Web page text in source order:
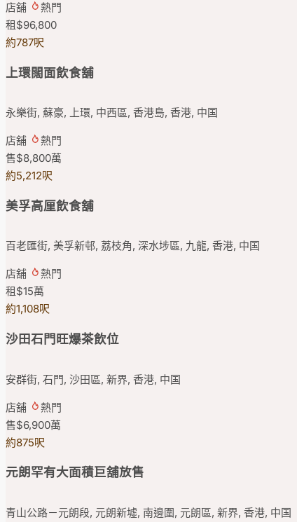
店舖
熱門
租 $96,800
約787呎
上環闊面飲食舖
永樂街, 蘇豪, 上環, 中西區, 香港島, 香港, 中国
店舖
熱門
售$8,800萬
約5,212呎
美孚高厘飲食舖
百老匯街, 美孚新邨, 荔枝角, 深水埗區, 九龍, 香港, 中国
店舖
熱門
租 $15萬
約1,108呎
沙田石門旺爆茶飲位
安群街, 石門, 沙田區, 新界, 香港, 中国
店舖
熱門
售$6,900萬
約875呎
元朗罕有大面積巨舖放售
青山公路－元朗段, 元朗新墟, 南邊圍, 元朗區, 新界, 香港, 中国